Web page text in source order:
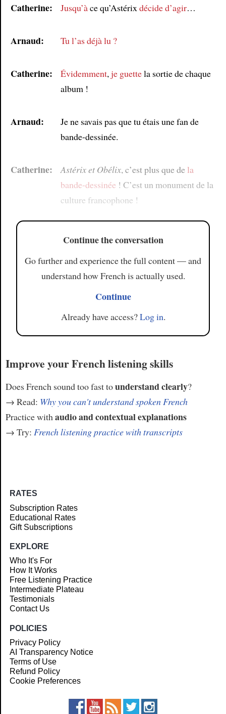
Catherine: Jusqu’àce qu’Astérix décide d’agir…
Arnaud: Tu l’as déjà lu ?
Catherine: Évidemment, je guettela sortie de chaque
album !
Arnaud:
Je ne savais pas que tu étais une fan de
bande-dessinée.
Catherine: Astérix et Obélix, c’est plus que de la
bande-dessinée ! C’est un monument de la
culture francophone !
Continue the conversation
Go further and experience the full content — and
understand how French is actually used.
Continue
Already have access?Log in.
Improve your French listening skills
Does French sound too fast tounderstand clearly?
→ Read: Why you can't understand spoken French
Practice withaudio and contextual explanations
→ Try: French listening practice with transcripts
RATES
Subscription Rates
Educational Rates
Gift Subscriptions
EXPLORE
Who It's For
How It Works
Free Listening Practice
Intermediate Plateau
Testimonials
Contact Us
POLICIES
Privacy Policy
AI Transparency Notice
Terms of Use
Refund Policy
Cookie Preferences